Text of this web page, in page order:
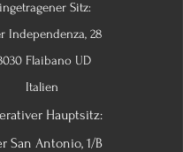
Sitz:
Independenza, 28
Flaibano UD
Italien
Hauptsitz:
San Antonio, 1/B